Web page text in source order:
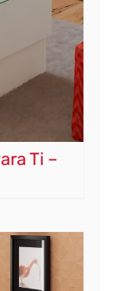
Ti –